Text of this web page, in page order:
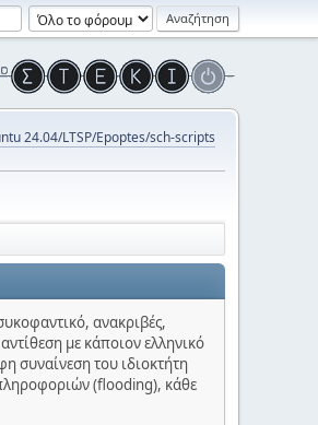
24.04/LTSP/Epoptes/sch-scripts
ανακριβές,
με κάποιον ελληνικό
συναίνεση του ιδιοκτήτη
(flooding), κάθε